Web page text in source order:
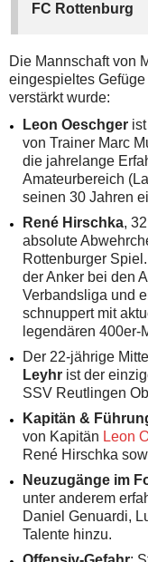
FC Rottenburg
Die Mannschaft von
eingespieltes
verstärkt wurde:
Leon Oeschger
von Trainer Marc
die jahrelange
Amateurbereich
seinen 30 Jahren
René Hirschka,
absolute
Rottenburger
der Anker bei den
Verbandsliga und
schnuppert mit
legendären 400er-
Der 22-jährige
Leyhr ist der
SSV Reutlingen
Kapitän &
von Kapitän Leon
René Hirschka
Neuzugänge im
unter anderem
Daniel Genuardi,
Talente hinzu.